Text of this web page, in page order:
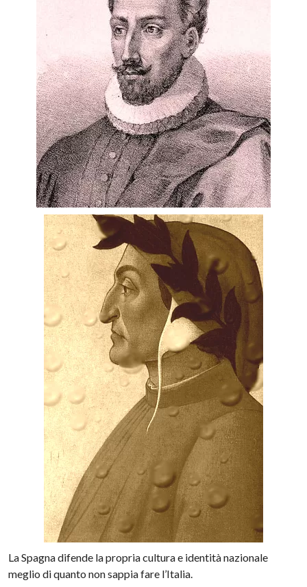
La Spagna difende la propria cultura e identità nazionale
meglio di quanto non sappia fare l’Italia.